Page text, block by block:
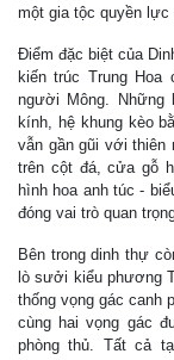
một gia tộc quyền lực
Điểm đặc biệt của
kiến trúc Trung Hoa
người Mông.
kính, hệ khung kèo
vẫn gần gũi với thiên
trên cột đá, cửa gỗ
hình hoa anh túc -
đóng vai trò quan
Bên trong dinh thự
lò sưởi kiểu phương
thống vọng gác canh
cùng hai vọng gác
phòng thủ. Tất cả